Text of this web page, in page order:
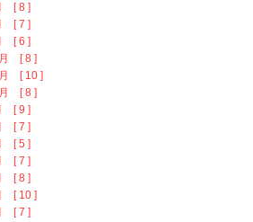
[ 8 ]
[ 7 ]
[ 6 ]
[ 8 ]
[ 10 ]
[ 8 ]
[ 9 ]
[ 7 ]
[ 5 ]
[ 7 ]
[ 8 ]
[ 10 ]
[ 7 ]